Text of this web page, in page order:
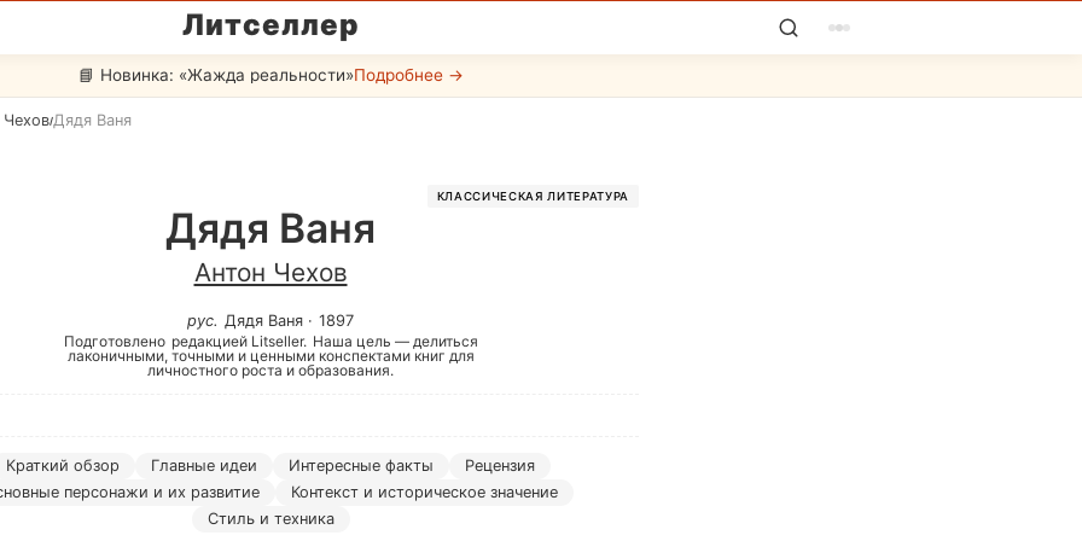
Литселлер
📘 Новинка: «Жажда реальности»Подробнее →
Чехов/Дядя Ваня
КЛАССИЧЕСКАЯ ЛИТЕРАТУРА
Дядя Ваня
Антон Чехов
рус. Дядя Ваня · 1897
Подготовлено редакцией Litseller. Наша цель — делиться
лаконичными, точными и ценными конспектами книг для
личностного роста и образования.
Краткий обзор Главные идеи Интересные факты
Рецензия
персонажи и их развитие
Контекст и историческое значение
Стиль и техника